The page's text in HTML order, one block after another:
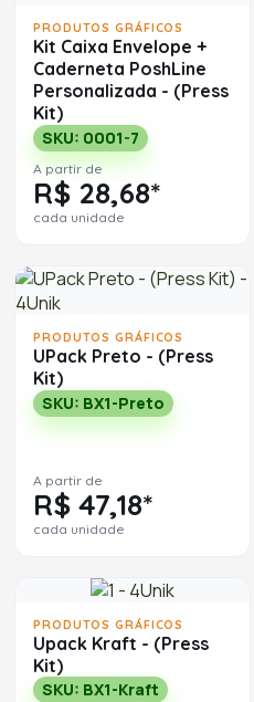
PRODUTOS GRÁFICOS
Kit Caixa Envelope +
Caderneta PoshLine
Personalizada - (Press
Kit)
SKU: 0001-7
A partir de
R$ 28,68*
cada unidade
PRODUTOS GRÁFICOS
UPack Preto - (Press
Kit)
SKU: BX1-Preto
A partir de
R$ 47,18*
cada unidade
PRODUTOS GRÁFICOS
Upack Kraft - (Press
Kit)
SKU: BX1-Kraft